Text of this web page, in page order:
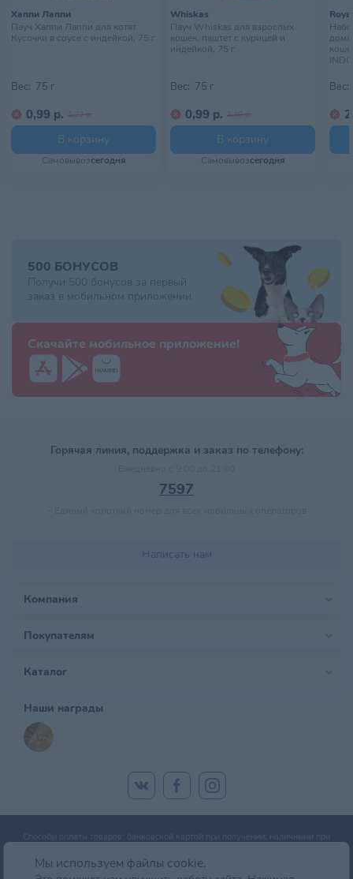
Хаппи Лаппи
Пауч Хаппи Лаппи для котят.
Кусочки в соусе с индейкой, 75 г
Вес: 75 г
0,99 р. 1,22 р.
В корзину
Самовывозсегодня
Whiskas
Пауч Whiskas для взрослых
кошек, паштет с курицей и
индейкой, 75 г
Вес: 75 г
0,99 р. 1,40 р.
В корзину
Самовывозсегодня
Вес:
500 БОНУСОВ
Получи 500 бонусов за первый
заказ в мобильном приложении
Скачайте мобильное приложение!
Горячая линия, поддержка и заказ по телефону:
7597
Написать нам
Компания
Покупателям
Каталог
Наши награды
Мы используем файлы cookie.